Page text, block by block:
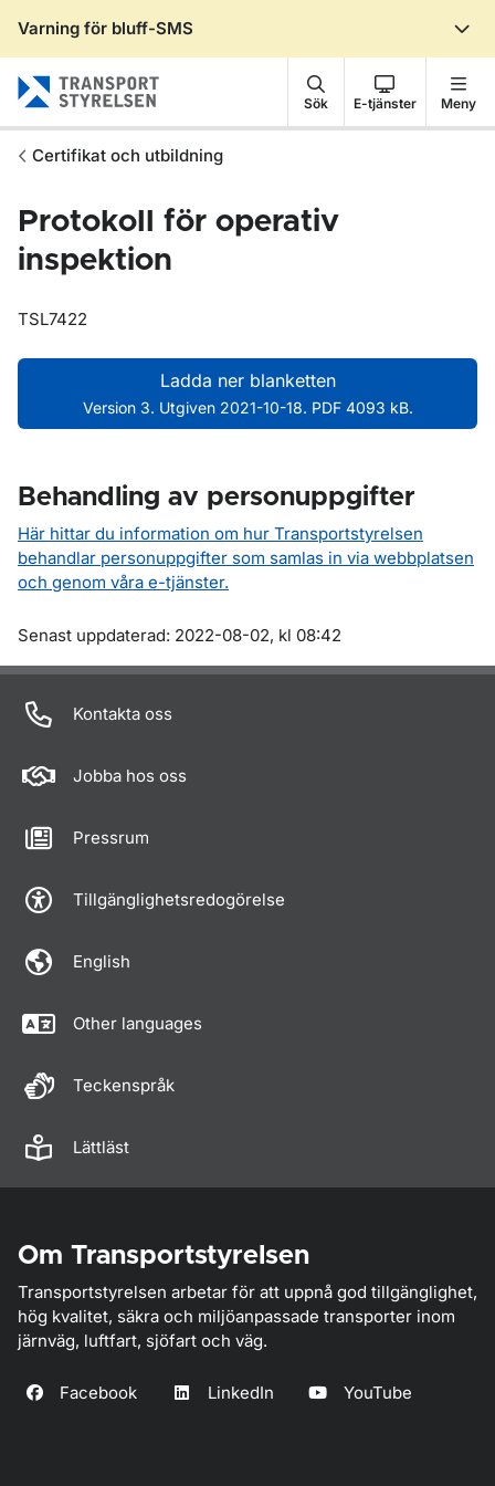
Varning för bluff-SMS
Sök E-tjänster Meny
Certifikat och utbildning
Protokoll för operativ
inspektion
TSL7422
Ladda ner blanketten
Version 3. Utgiven 2021-10-18. PDF 4093 kB.
Behandling av personuppgifter
Här hittar du information om hur Transportstyrelsen
behandlar personuppgifter som samlas in via webbplatsen
och genom våra e-tjänster.
Om sidan
Senast uppdaterad: 2022-08-02, kl 08:42
Kontakta oss
Jobba hos oss
Pressrum
Tillgänglighetsredogörelse
English
Other languages
Teckenspråk
Lättläst
Om Transportstyrelsen
Transportstyrelsen arbetar för att uppnå god tillgänglighet,
hög kvalitet, säkra och miljöanpassade transporter inom
järnväg, luftfart, sjöfart och väg.
Facebook LinkedIn YouTube